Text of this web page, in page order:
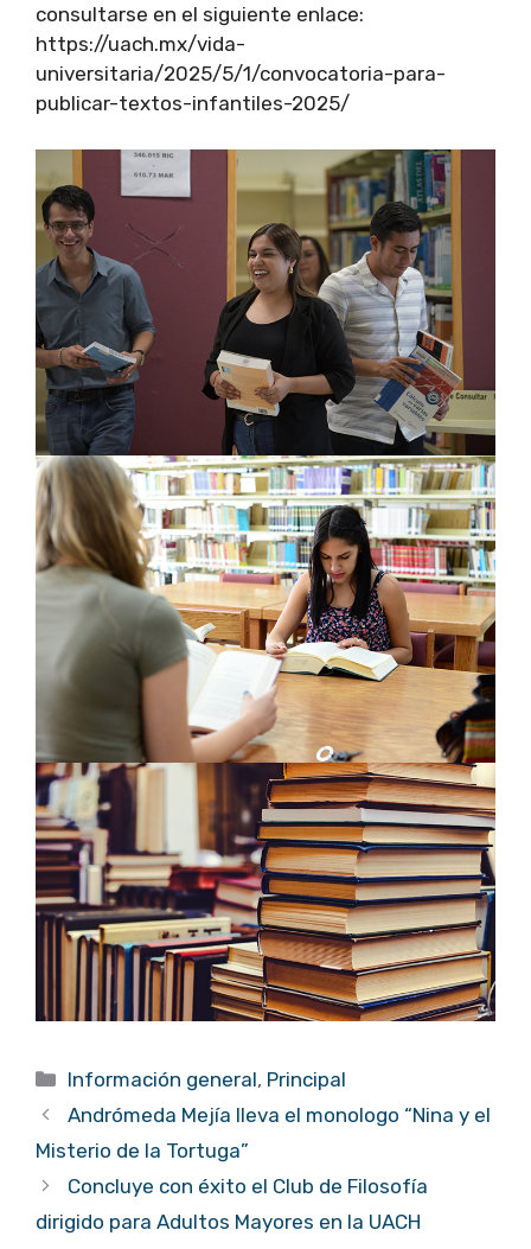
consultarse en el siguiente enlace:
https://uach.mx/vida-
universitaria/2025/5/1/convocatoria-para-
publicar-textos-infantiles-2025/
Categorías
Información general, Principal
Andrómeda Mejía lleva el monologo “Nina y el
Misterio de la Tortuga”
Concluye con éxito el Club de Filosofía
dirigido para Adultos Mayores en la UACH